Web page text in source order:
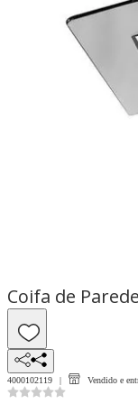
Coifa de
4000102119 Vendido e